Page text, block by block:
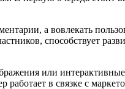
а вовлекать
способствует
или
работает в связке с